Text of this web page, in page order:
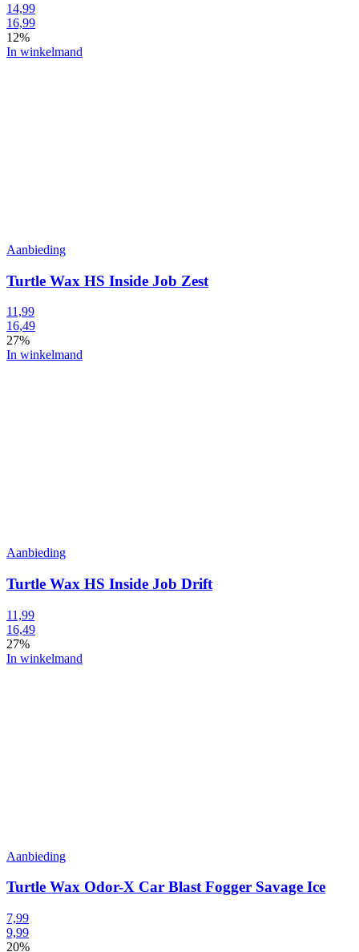
14,99
16,99
12%
In winkelmand
Aanbieding
Turtle Wax HS Inside Job Zest
11,99
16,49
27%
In winkelmand
Aanbieding
Turtle Wax HS Inside Job Drift
11,99
16,49
27%
In winkelmand
Aanbieding
Turtle Wax Odor-X Car Blast Fogger Savage Ice
7,99
9,99
20%